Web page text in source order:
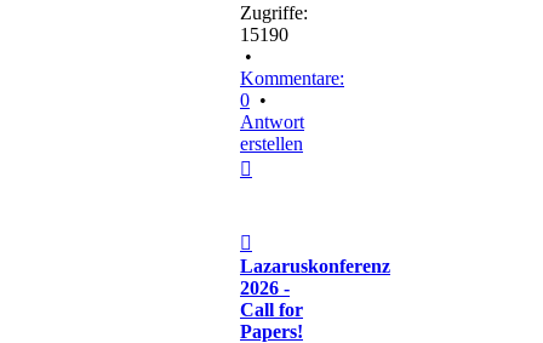
Zugriffe:
15190
•
Kommentare:
0 •
Antwort
erstellen
Lazaruskonferenz
2026 -
Call for
Papers!